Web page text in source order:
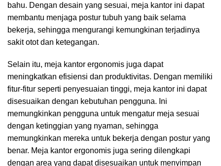
bahu. Dengan desain yang sesuai, meja kantor ini dapat
membantu menjaga postur tubuh yang baik selama
bekerja, sehingga mengurangi kemungkinan terjadinya
sakit otot dan ketegangan.
Selain itu, meja kantor ergonomis juga dapat
meningkatkan efisiensi dan produktivitas. Dengan memiliki
fitur-fitur seperti penyesuaian tinggi, meja kantor ini dapat
disesuaikan dengan kebutuhan pengguna. Ini
memungkinkan pengguna untuk mengatur meja sesuai
dengan ketinggian yang nyaman, sehingga
memungkinkan mereka untuk bekerja dengan postur yang
benar. Meja kantor ergonomis juga sering dilengkapi
dengan area yang dapat disesuaikan untuk menyimpan